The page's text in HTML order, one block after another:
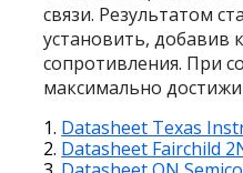
связи. Результатом
установить,
сопротивления. При
максимально
Datasheet Texas
Datasheet Fairchild